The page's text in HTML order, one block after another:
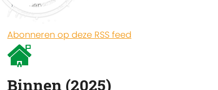
Binnen
Abonneren op deze RSS feed
Binnen (2025)